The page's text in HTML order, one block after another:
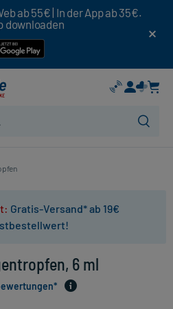
ab 55€ | In der App ab 35€.
downloaden
Gratis-Versand* ab 19€
6 ml